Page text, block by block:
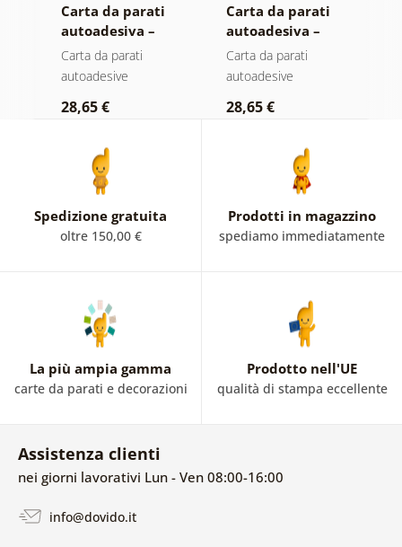
Carta da parati
autoadesiva –
Foglie con
sfumatura
Carta da parati
autoadesive
28,65 €
Carta da parati
autoadesiva –
Foresta nella
nebbia
Carta da parati
autoadesive
28,65 €
Spedizione gratuita
oltre 150,00 €
Prodotti in magazzino
spediamo immediatamente
La più ampia gamma
carte da parati e decorazioni
Prodotto nell'UE
qualità di stampa eccellente
Assistenza clienti
nei giorni lavorativi Lun - Ven 08:00-16:00
info@dovido.it